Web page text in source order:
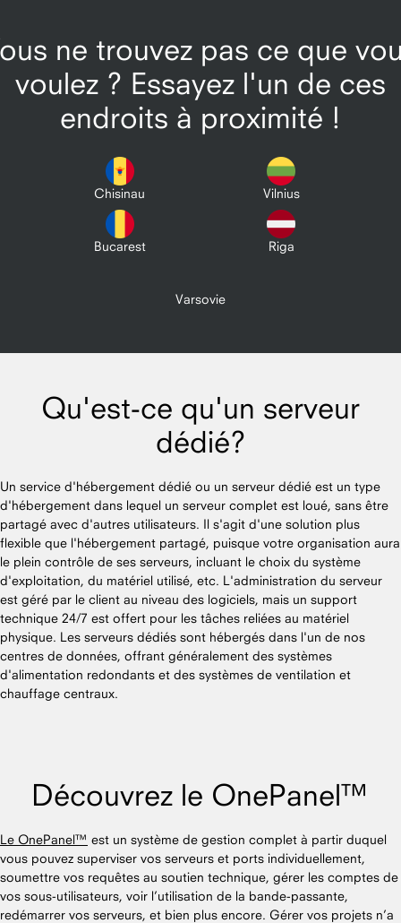
ne trouvez pas ce que
voulez ? Essayez l'un de ces
endroits à proximité !
Chisinau Vilnius
Bucarest Riga
Varsovie
Qu'est-ce qu'un serveur
dédié?
Un service d'hébergement dédié ou un serveur dédié est un type
d'hébergement dans lequel un serveur complet est loué, sans être
partagé avec d'autres utilisateurs. Il s'agit d'une solution plus
flexible que l'hébergement partagé, puisque votre organisation aura
le plein contrôle de ses serveurs, incluant le choix du système
d'exploitation, du matériel utilisé, etc. L'administration du serveur
est géré par le client au niveau des logiciels, mais un support
technique 24/7 est offert pour les tâches reliées au matériel
physique. Les serveurs dédiés sont hébergés dans l'un de nos
centres de données, offrant généralement des systèmes
d'alimentation redondants et des systèmes de ventilation et
chauffage centraux.
Découvrez le OnePanel™
Le OnePanel™ est un système de gestion complet à partir duquel
vous pouvez superviser vos serveurs et ports individuellement,
soumettre vos requêtes au soutien technique, gérer les comptes de
vos sous-utilisateurs, voir l’utilisation de la bande-passante,
redémarrer vos serveurs, et bien plus encore. Gérer vos projets n’a